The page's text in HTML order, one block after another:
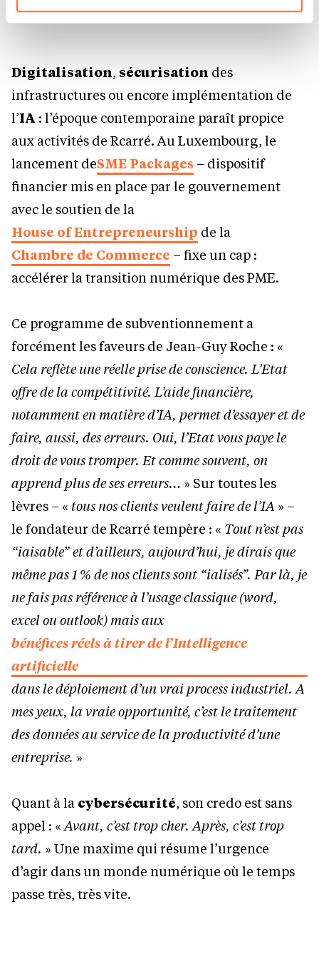
Charte d’usage des cookieset notrePolitique de
Digitalisation, sécurisation des
infrastructures ou encore implémentation de
l’IA : l’époque contemporaine paraît propice
aux activités de Rcarré. Au Luxembourg, le
lancement deSME Packages – dispositif
financier mis en place par le gouvernement
avec le soutien de la
House of Entrepreneurship de la
Chambre de Commerce – fixe un cap :
accélérer la transition numérique des PME.
Ce programme de subventionnement a
forcément les faveurs de Jean-Guy Roche : «
Cela reflète une réelle prise de conscience. L’Etat
offre de la compétitivité. L’aide financière,
notamment en matière d’IA, permet d’essayer et de
faire, aussi, des erreurs. Oui, l’Etat vous paye le
droit de vous tromper. Et comme souvent, on
apprend plus de ses erreurs… » Sur toutes les
lèvres – « tous nos clients veulent faire de l’IA » –
le fondateur de Rcarré tempère : « Tout n’est pas
“iaisable” et d’ailleurs, aujourd’hui, je dirais que
même pas 1 % de nos clients sont “ialisés”. Par là, je
ne fais pas référence à l’usage classique (word,
excel ou outlook) mais aux
bénéfices réels à tirer de l’Intelligence
artificielle
dans le déploiement d’un vrai process industriel. A
mes yeux, la vraie opportunité, c’est le traitement
des données au service de la productivité d’une
entreprise. »
Quant à la cybersécurité, son credo est sans
appel : «Avant, c’est trop cher. Après, c’est trop
tard. » Une maxime qui résume l’urgence
d’agir dans un monde numérique où le temps
passe très, très vite.